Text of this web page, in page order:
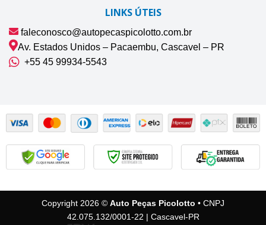
LINKS ÚTEIS
faleconosco@autopecaspicolotto.com.br
Av. Estados Unidos – Pacaembu, Cascavel – PR
+55 45 99934‑5543‬
Copyright 2026 © Auto Peças Picolotto • CNPJ
42.075.132/0001-22 | Cascavel-PR